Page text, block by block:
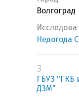
Волгоград
Недогода
3
ГБУЗ "ГКБ
ДЗМ"